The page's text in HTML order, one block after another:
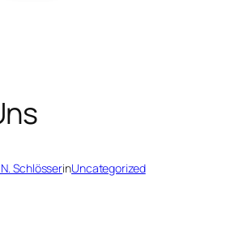
SchlösserinUncategorized